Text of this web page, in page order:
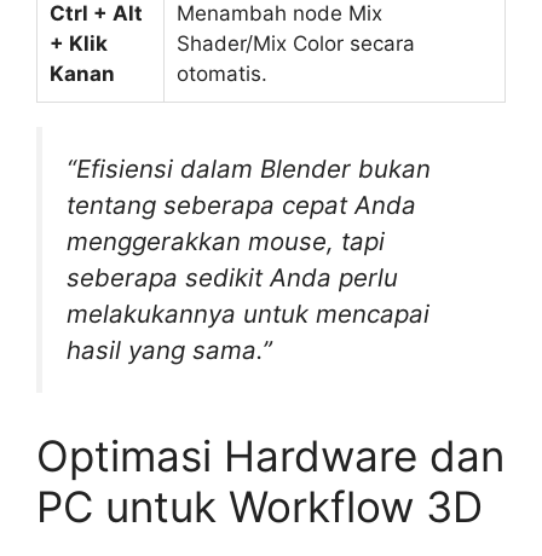
Ctrl + Alt
+ Klik
Kanan
Menambah node Mix
Shader/Mix Color secara
otomatis.
“Efisiensi dalam Blender bukan
tentang seberapa cepat Anda
menggerakkan mouse, tapi
seberapa sedikit Anda perlu
melakukannya untuk mencapai
hasil yang sama.”
Optimasi Hardware dan
PC untuk Workflow 3D